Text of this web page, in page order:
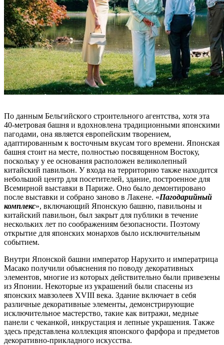
По данным Бельгийского строительного агентства, хотя эта
40-метровая башня и вдохновлена традиционными японскими
пагодами, она является европейским творением,
адаптированным к восточным вкусам того времени. Японская
башня стоит на месте, полностью посвященном Востоку,
поскольку у ее основания расположен великолепный
китайский павильон. У входа на территорию также находится
небольшой центр для посетителей, здание, построенное для
Всемирной выставки в Париже. Оно было демонтировано
после выставки и собрано заново в Лакене. «Пагодарийный
комплекс», включающий Японскую башню, павильоны и
китайский павильон, был закрыт для публики в течение
нескольких лет по соображениям безопасности. Поэтому
открытие для японских монархов было исключительным
событием.
Внутри Японской башни император Нарухито и императрица
Масако получили объяснения по поводу декоративных
элементов, многие из которых действительно были привезены
из Японии. Некоторые из украшений были спасены из
японских мавзолеев XVIII века. Здание включает в себя
различные декоративные элементы, демонстрирующие
исключительное мастерство, такие как витражи, медные
панели с чеканкой, инкрустация и лепные украшения. Также
здесь представлена коллекция японского фарфора и предметов
декоративно-прикладного искусства.